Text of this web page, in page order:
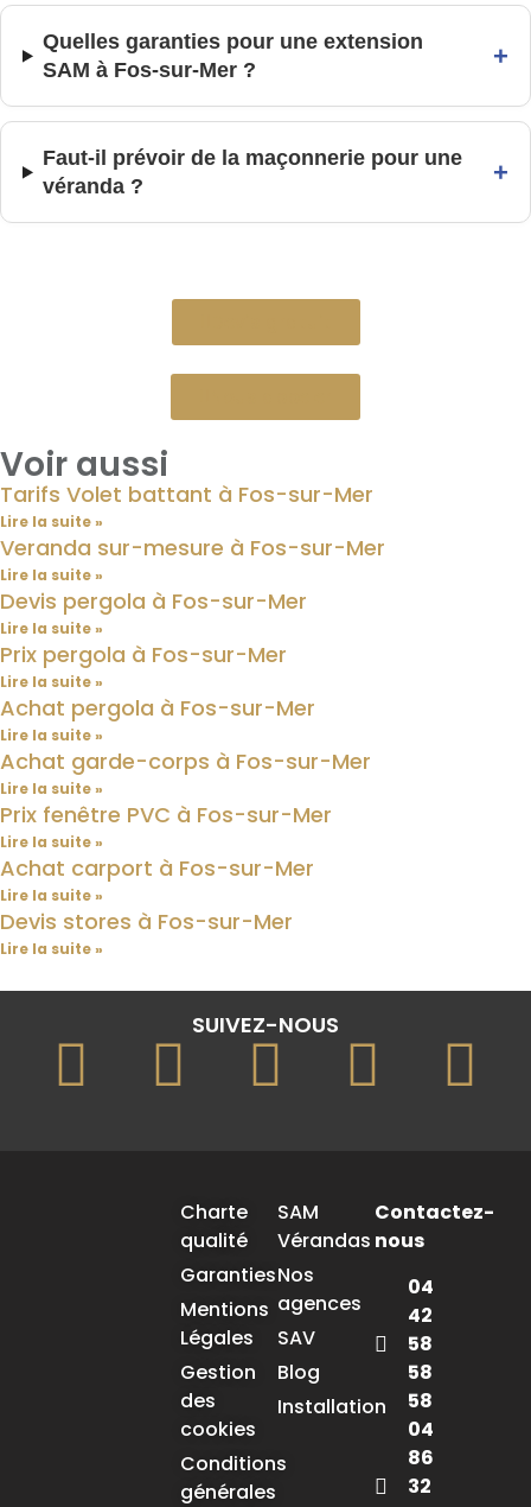
Quelles garanties pour une extension
SAM à Fos-sur-Mer ?
+
Faut-il prévoir de la maçonnerie pour une
véranda ?
+
Voir aussi
Tarifs Volet battant à Fos-sur-Mer
Lire la suite »
Veranda sur-mesure à Fos-sur-Mer
Lire la suite »
Devis pergola à Fos-sur-Mer
Lire la suite »
Prix pergola à Fos-sur-Mer
Lire la suite »
Achat pergola à Fos-sur-Mer
Lire la suite »
Achat garde-corps à Fos-sur-Mer
Lire la suite »
Prix fenêtre PVC à Fos-sur-Mer
Lire la suite »
Achat carport à Fos-sur-Mer
Lire la suite »
Devis stores à Fos-sur-Mer
Lire la suite »
SUIVEZ-NOUS
Charte
qualité
Garanties
Mentions
Légales
Gestion
des
cookies
Conditions
générales
SAM
Vérandas
Nos
agences
SAV
Blog
Installation
Contactez-
nous
04
42
58
58
58
04
86
32